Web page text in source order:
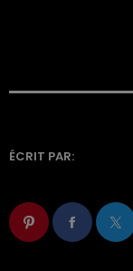
ÉCRIT PAR: